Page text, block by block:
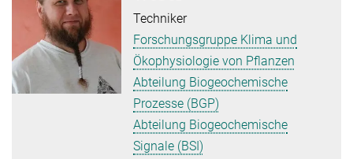
Techniker
Forschungsgruppe Klima und
Ökophysiologie von Pflanzen
Abteilung Biogeochemische
Prozesse (BGP)
Abteilung Biogeochemische
Signale (BSI)